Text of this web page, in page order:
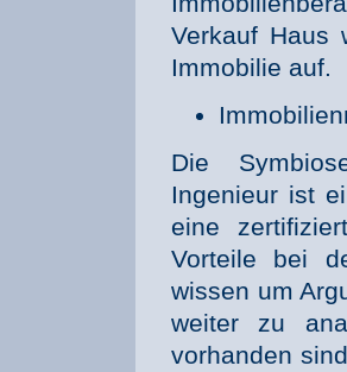
Verkauf Haus
Immobilie auf.
Die
Ingenieur ist
eine
Vorteile bei
wissen um
weiter zu
vorhanden